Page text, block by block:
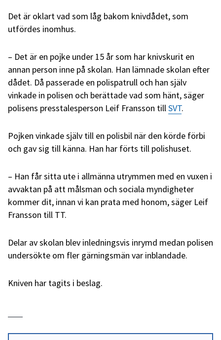
Det är oklart vad som låg bakom knivdådet, som
utfördes inomhus.
– Det är en pojke under 15 år som har knivskurit en
annan person inne på skolan. Han lämnade skolan efter
dådet. Då passerade en polispatrull och han själv
vinkade in polisen och berättade vad som hänt, säger
polisens presstalesperson Leif Fransson till SVT.
Pojken vinkade själv till en polisbil när den körde förbi
och gav sig till känna. Han har förts till polishuset.
– Han får sitta ute i allmänna utrymmen med en vuxen i
avvaktan på att målsman och sociala myndigheter
kommer dit, innan vi kan prata med honom, säger Leif
Fransson till TT.
Delar av skolan blev inledningsvis inrymd medan polisen
undersökte om fler gärningsmän var inblandade.
Kniven har tagits i beslag.